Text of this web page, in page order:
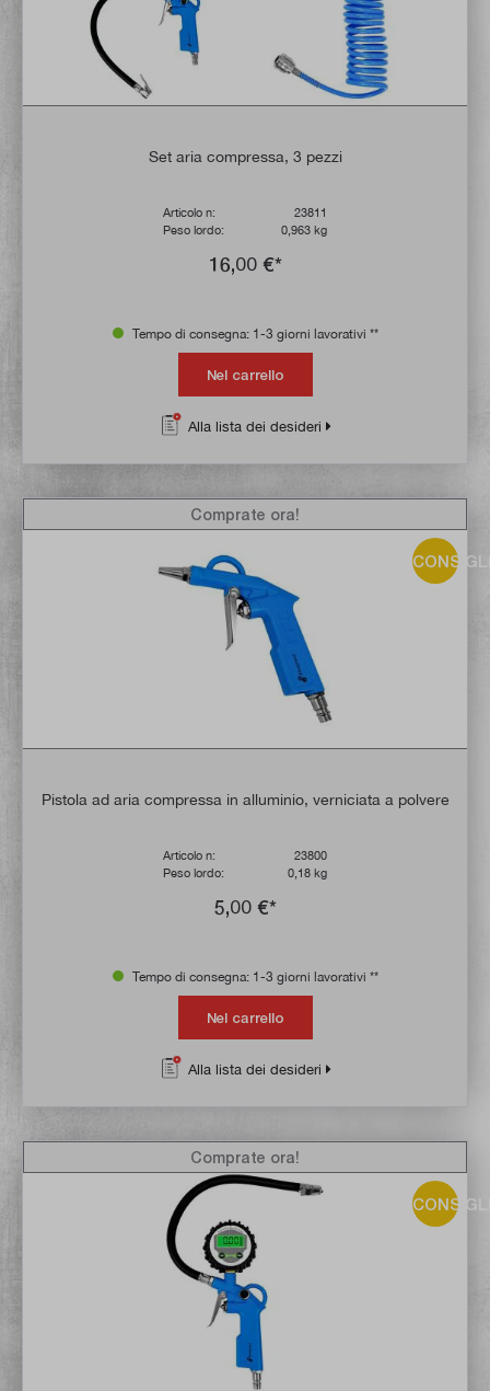
Set aria compressa, 3 pezzi
Articolo n:
23811
Peso lordo:
0,963 kg
16,00 €*
Tempo di consegna: 1-3 giorni lavorativi **
Nel carrello
Alla lista dei desideri
Pistola ad aria compressa in alluminio, verniciata a polvere
Articolo n:
23800
Peso lordo:
0,18 kg
5,00 €*
Comprate ora!
Tempo di consegna: 1-3 giorni lavorativi **
Nel carrello
Alla lista dei desideri
Comprate ora!